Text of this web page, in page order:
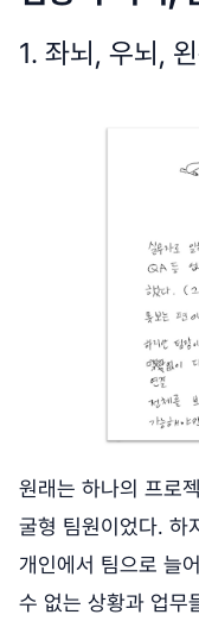
1. 좌뇌, 우뇌,
원래는 하나의 프로
굴형 팀원이었다. 하
개인에서 팀으로 늘
수 없는 상황과 업무